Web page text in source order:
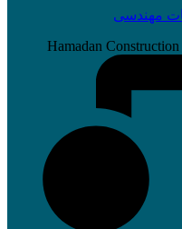
مهندسی
Hamadan